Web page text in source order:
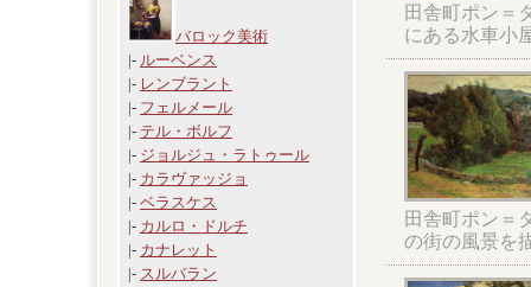
バロック美術
|- ルーベンス
|- レンブラント
|- フェルメール
|- テル・ボルフ
|- ジョルジュ・ラトゥール
|- カラヴァッジョ
|- ベラスケス
|- カルロ・ドルチ
|- カナレット
|- スルバラン
田舎町ポン＝
にある水車小
田舎町ポン＝
の街の風景を